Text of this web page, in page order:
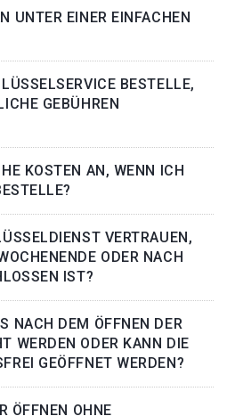
UNTER EINER EINFACHEN
BESTELLE,
GEBÜHREN
KOSTEN AN, WENN ICH
VERTRAUEN,
ODER NACH
IST?
NACH DEM ÖFFNEN DER
WERDEN ODER KANN DIE
GEÖFFNET WERDEN?
ÖFFNEN OHNE